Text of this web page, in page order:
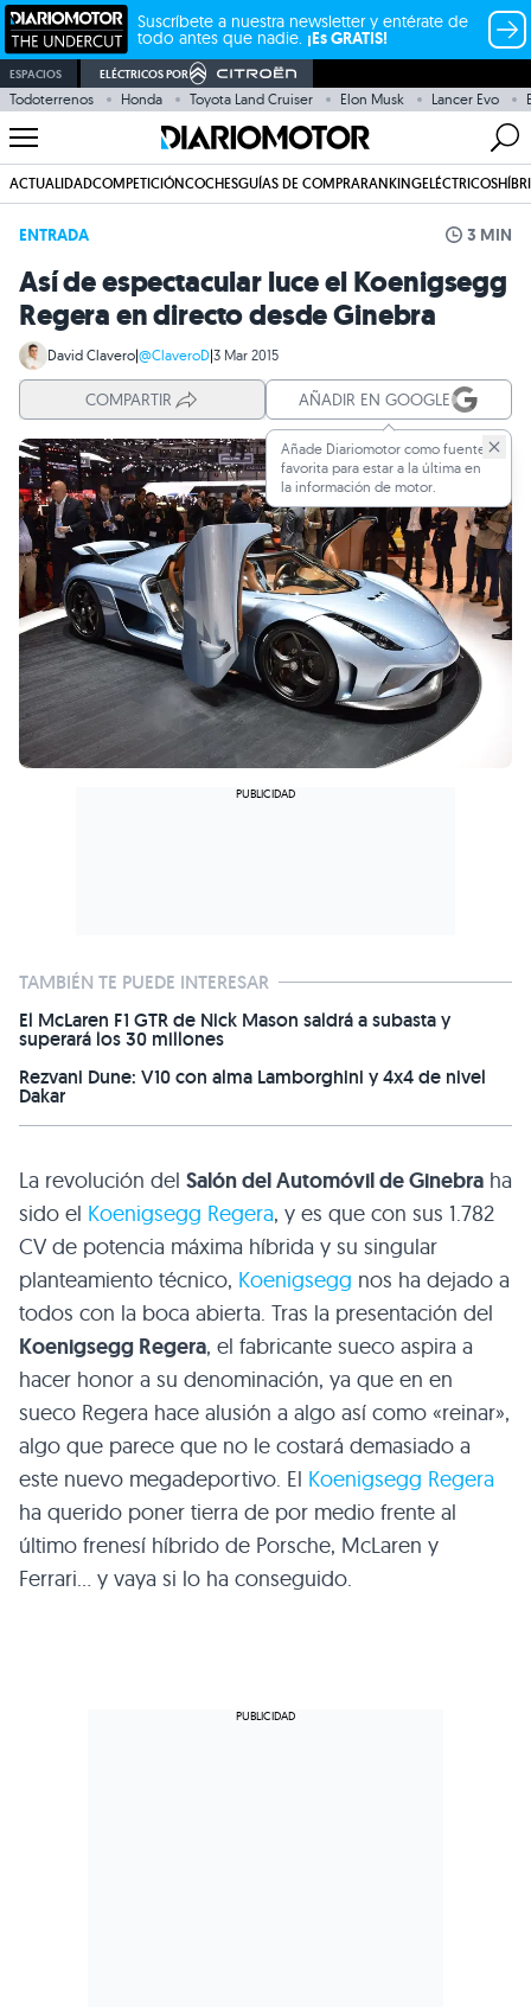
Suscríbete a nuestra newsletter y entérate de
todo antes que nadie. ¡Es GRATIS!
ESPACIOS ELÉCTRICOS POR
Todoterrenos Honda Toyota Land Cruiser Elon Musk Lancer Evo
ACTUALIDADCOMPETICIÓNCOCHESGUÍAS DE COMPRARANKINGELÉCTRICOS
ENTRADA 3 MIN
Así de espectacular luce el Koenigsegg
Regera en directo desde Ginebra
David Clavero|@ClaveroD|3 Mar 2015
COMPARTIR AÑADIR EN GOOGLE
Añade Diariomotor como fuente
favorita para estar a la última en
la información de motor.
TAMBIÉN TE PUEDE INTERESAR
El McLaren F1 GTR de Nick Mason saldrá a subasta y
superará los 30 millones
Rezvani Dune: V10 con alma Lamborghini y 4x4 de nivel
Dakar
La revolución del Salón del Automóvil de Ginebra ha
sido el Koenigsegg Regera, y es que con sus 1.782
CV de potencia máxima híbrida y su singular
planteamiento técnico, Koenigsegg nos ha dejado a
todos con la boca abierta. Tras la presentación del
Koenigsegg Regera, el fabricante sueco aspira a
hacer honor a su denominación, ya que en en
sueco Regera hace alusión a algo así como «reinar»,
algo que parece que no le costará demasiado a
este nuevo megadeportivo. El Koenigsegg Regera
ha querido poner tierra de por medio frente al
último frenesí híbrido de Porsche, McLaren y
Ferrari… y vaya si lo ha conseguido.